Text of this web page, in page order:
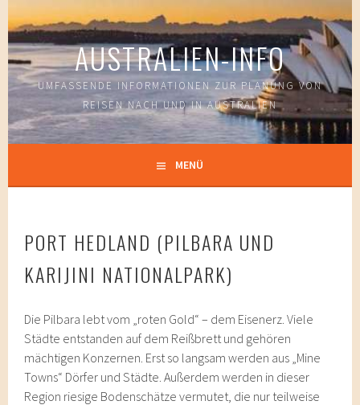
Springe
zum
Inhalt
AUSTRALIEN-INFO
UMFASSENDE INFORMATIONEN ZUR PLANUNG VON
REISEN NACH UND IN AUSTRALIEN
MENÜ
PORT HEDLAND (PILBARA UND
KARIJINI NATIONALPARK)
Die Pilbara lebt vom „roten Gold“ – dem Eisenerz. Viele
Städte entstanden auf dem Reißbrett und gehören
mächtigen Konzernen. Erst so langsam werden aus „Mine
Towns“ Dörfer und Städte. Außerdem werden in dieser
Region riesige Bodenschätze vermutet, die nur teilweise